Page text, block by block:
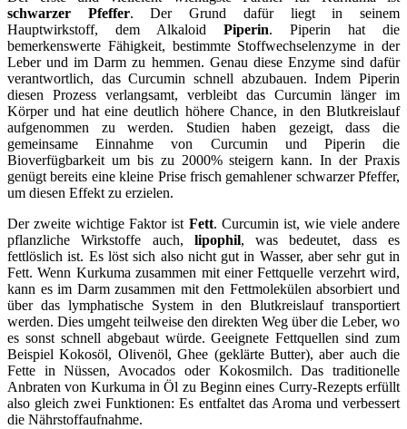
schwarzer Pfeffer. Der Grund dafür liegt in seinem
Hauptwirkstoff, dem Alkaloid Piperin. Piperin hat die
bemerkenswerte Fähigkeit, bestimmte Stoffwechselenzyme in der
Leber und im Darm zu hemmen. Genau diese Enzyme sind dafür
verantwortlich, das Curcumin schnell abzubauen. Indem Piperin
diesen Prozess verlangsamt, verbleibt das Curcumin länger im
Körper und hat eine deutlich höhere Chance, in den Blutkreislauf
aufgenommen zu werden. Studien haben gezeigt, dass die
gemeinsame Einnahme von Curcumin und Piperin die
Bioverfügbarkeit um bis zu 2000% steigern kann. In der Praxis
genügt bereits eine kleine Prise frisch gemahlener schwarzer Pfeffer,
um diesen Effekt zu erzielen.
Der zweite wichtige Faktor ist Fett. Curcumin ist, wie viele andere
pflanzliche Wirkstoffe auch, lipophil, was bedeutet, dass es
fettlöslich ist. Es löst sich also nicht gut in Wasser, aber sehr gut in
Fett. Wenn Kurkuma zusammen mit einer Fettquelle verzehrt wird,
kann es im Darm zusammen mit den Fettmolekülen absorbiert und
über das lymphatische System in den Blutkreislauf transportiert
werden. Dies umgeht teilweise den direkten Weg über die Leber, wo
es sonst schnell abgebaut würde. Geeignete Fettquellen sind zum
Beispiel Kokosöl, Olivenöl, Ghee (geklärte Butter), aber auch die
Fette in Nüssen, Avocados oder Kokosmilch. Das traditionelle
Anbraten von Kurkuma in Öl zu Beginn eines Curry-Rezepts erfüllt
also gleich zwei Funktionen: Es entfaltet das Aroma und verbessert
die Nährstoffaufnahme.